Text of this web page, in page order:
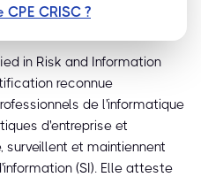
CRISC ?
in Risk and Information
reconnue
de l'informatique
d'entreprise et
et maintiennent
(SI). Elle atteste